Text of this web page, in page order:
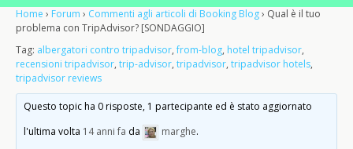
Home › Forum › Commenti agli articoli di Booking Blog› Qual è il tuo
problema con TripAdvisor? [SONDAGGIO]
Tag: albergatori contro tripadvisor,from-blog, hotel tripadvisor,
recensioni tripadvisor, trip-advisor, tripadvisor, tripadvisor hotels,
tripadvisor reviews
Questo topic ha 0 risposte, 1 partecipante ed è stato aggiornato
l'ultima volta 14 anni fa da marghe.